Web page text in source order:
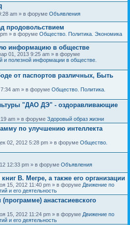
am » в форуме Объявления
продовольствием
» в форуме Общество. Политика. Экономика
информацию в обществе
01, 2013 9:25 am » в форуме
и полезной информации в обществе.
от паспортов различных, Быть
am » в форуме Общество. Политика.
"ДАО ДЭ" - оздоравливающие
am » в форуме Здоровый образ жизни
по улучшению интеллекта
02, 2012 5:28 pm » в форуме Общество.
12:33 pm » в форуме Объявления
В. Мегре, а также его организации
15, 2012 11:40 pm » в форуме Движение по
и его деятельность
анастасиевского
15, 2012 11:24 pm » в форуме Движение по
и его деятельность